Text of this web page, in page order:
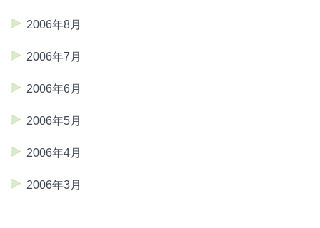
2006年8月
2006年7月
2006年6月
2006年5月
2006年4月
2006年3月